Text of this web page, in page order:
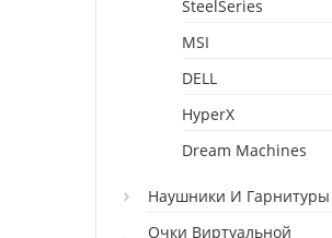
SteelSeries
MSI
DELL
HyperX
Dream Machines
Наушники И Гарнитуры